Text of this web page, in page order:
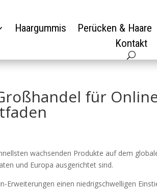
Haargummis
Perücken & Haare
Kontakt
für
wachsenden Produkte auf dem
und Europa ausgerichtet sind.
Erweiterungen einen niedrigschwelligen